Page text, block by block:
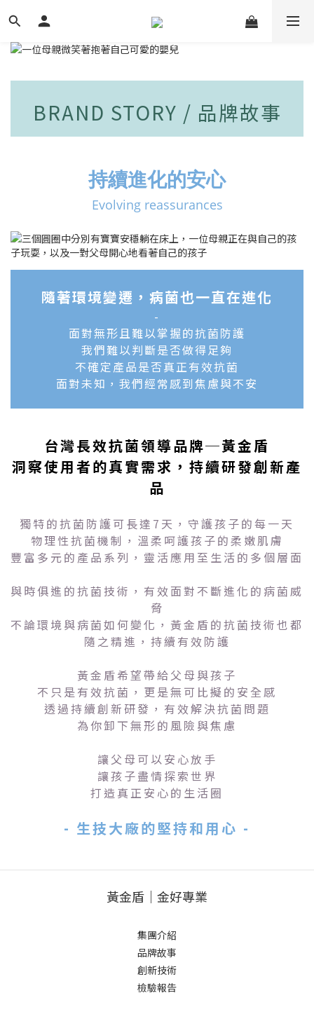
BRAND STORY / 品牌故事
持續進化的安心
Evolving reassurances
隨著環境變遷，病菌也一直在進化
-
面對無形且難以掌握的抗菌防護
我們難以判斷是否做得足夠
不確定產品是否真正有效抗菌
面對未知，我們經常感到焦慮與不安
台灣長效抗菌領導品牌─黃金盾
洞察使用者的真實需求，持續研發創新產
品
獨特的抗菌防護可長達7天，守護孩子的每一天
物理性抗菌機制，溫柔呵護孩子的柔嫩肌膚
豐富多元的產品系列，靈活應用至生活的多個層面
與時俱進的抗菌技術，有效面對不斷進化的病菌威
脅
不論環境與病菌如何變化，黃金盾的抗菌技術也都
隨之精進，持續有效防護
黃金盾希望帶給父母與孩子
不只是有效抗菌，更是無可比擬的安全感
透過持續創新研發，有效解決抗菌問題
為你卸下無形的風險與焦慮
讓父母可以安心放手
讓孩子盡情探索世界
打造真正安心的生活圈
- 生技大廠的堅持和用心 -
黃金盾｜金好專業
集團介紹
品牌故事
創新技術
檢驗報告